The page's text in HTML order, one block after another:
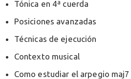
Tónica en 4ª cuerda
Posiciones avanzadas
Técnicas de ejecución
Contexto musical
Como estudiar el arpegio maj7